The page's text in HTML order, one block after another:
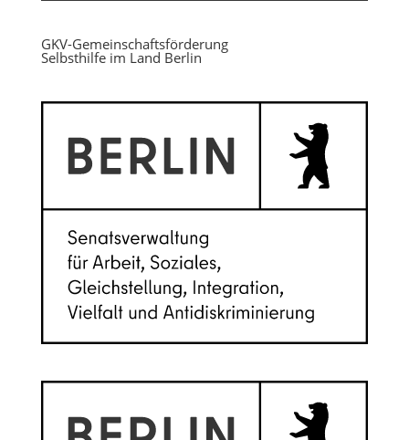
GKV-Gemeinschaftsförderung
Selbsthilfe im Land Berlin